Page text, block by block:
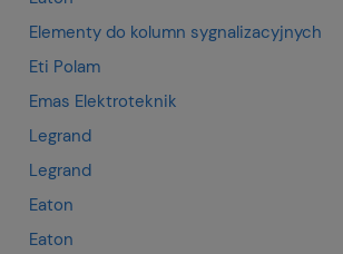
Elementy do kolumn sygnalizacyjnych
Eti Polam
Emas Elektroteknik
Legrand
Legrand
Eaton
Eaton